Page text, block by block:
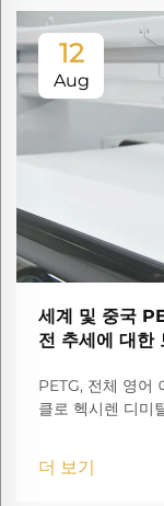
12
Aug
세계 및 중국
전 추세에 대한
PETG, 전체 영어
클로 헥시렌 디미
더 보기